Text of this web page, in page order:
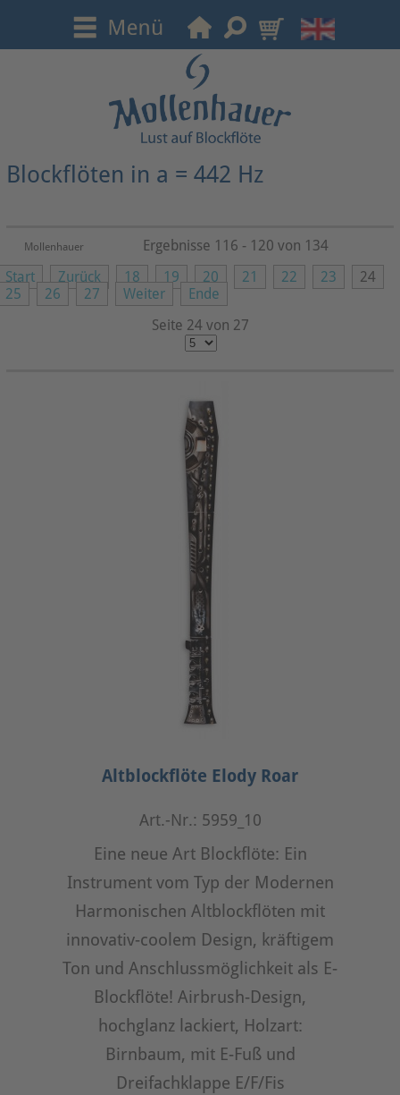
Blockflöten in a = 442 Hz
Mollenhauer
Start Zurück 18 19 20 21 22 23
24
25
26 27 Weiter
Ende
Seite 24 von 27
Ergebnisse 116 - 120 von 134
Altblockflöte Elody Roar
Art.-Nr.: 5959_10
Eine neue Art Blockflöte: Ein
Instrument vom Typ der Modernen
Harmonischen Altblockflöten mit
innovativ-coolem Design, kräftigem
Ton und Anschlussmöglichkeit als E-
Blockflöte! Airbrush-Design,
hochglanz lackiert, Holzart:
Birnbaum, mit E-Fuß und
Dreifachklappe E/F/Fis